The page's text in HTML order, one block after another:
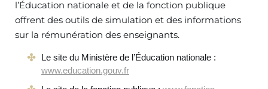
l’Éducation nationale et de la fonction publique
offrent des outils de simulation et des informations
sur la rémunération des enseignants.
Le site du Ministère de l’Éducation nationale :
www.education.gouv.fr